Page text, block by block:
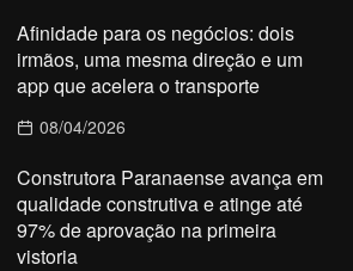
Afinidade para os negócios: dois
irmãos, uma mesma direção e um
app que acelera o transporte
08/04/2026
Construtora Paranaense avança em
qualidade construtiva e atinge até
97% de aprovação na primeira
vistoria